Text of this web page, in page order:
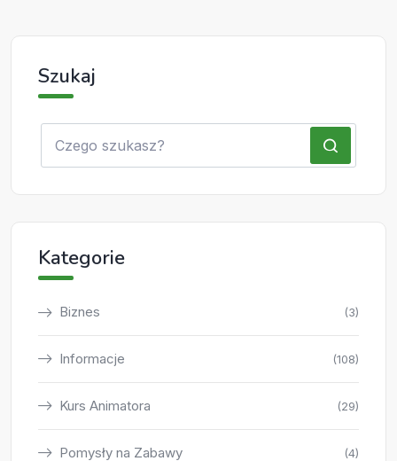
Szukaj
Kategorie
Biznes (3)
Informacje (108)
Kurs Animatora (29)
Pomysły na Zabawy (4)